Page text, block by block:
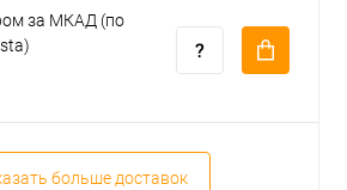
за МКАД (по
больше доставок